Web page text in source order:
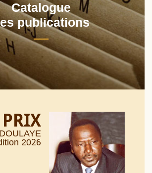
Catalogue
publications
PRIX
2026